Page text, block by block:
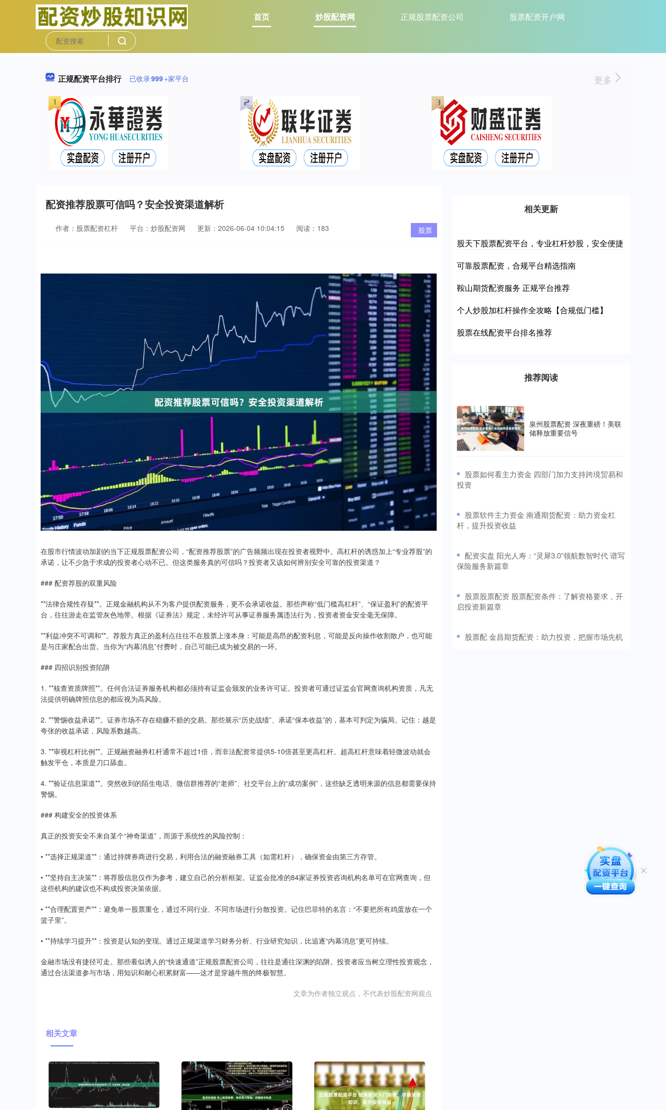
首页 炒股配资网 正规股票配资公司 股票配资开户网
正规配资平台排行 已收录999+家平台 更多
配资推荐股票可信吗？安全投资渠道解析
股票
作者：股票配资杠杆 平台：炒股配资网 更新：2026-06-04 10:04:15 阅读：183
在股市行情波动加剧的当下正规股票配资公司，“配资推荐股票”的广告频频出现在投资者视野中。高杠杆的诱惑加上“专业荐股”的
承诺，让不少急于求成的投资者心动不已。但这类服务真的可信吗？投资者又该如何辨别安全可靠的投资渠道？
### 配资荐股的双重风险
**法律合规性存疑**。正规金融机构从不为客户提供配资服务，更不会承诺收益。那些声称“低门槛高杠杆”、“保证盈利”的配资平
台，往往游走在监管灰色地带。根据《证券法》规定，未经许可从事证券服务属违法行为，投资者资金安全毫无保障。
**利益冲突不可调和**。荐股方真正的盈利点往往不在股票上涨本身：可能是高昂的配资利息，可能是反向操作收割散户，也可能
是与庄家配合出货。当你为“内幕消息”付费时，自己可能已成为被交易的一环。
### 四招识别投资陷阱
1. **核查资质牌照**。任何合法证券服务机构都必须持有证监会颁发的业务许可证。投资者可通过证监会官网查询机构资质，凡无
法提供明确牌照信息的都应视为高风险。
2. **警惕收益承诺**。证券市场不存在稳赚不赔的交易。那些展示“历史战绩”、承诺“保本收益”的，基本可判定为骗局。记住：越是
夸张的收益承诺，风险系数越高。
3. **审视杠杆比例**。正规融资融券杠杆通常不超过1倍，而非法配资常提供5-10倍甚至更高杠杆。超高杠杆意味着轻微波动就会
触发平仓，本质是刀口舔血。
4. **验证信息渠道**。突然收到的陌生电话、微信群推荐的“老师”、社交平台上的“成功案例”，这些缺乏透明来源的信息都需要保持
警惕。
### 构建安全的投资体系
真正的投资安全不来自某个“神奇渠道”，而源于系统性的风险控制：
• **选择正规渠道**：通过持牌券商进行交易，利用合法的融资融券工具（如需杠杆），确保资金由第三方存管。
• **坚持自主决策**：将荐股信息仅作为参考，建立自己的分析框架。证监会批准的84家证券投资咨询机构名单可在官网查询，但
这些机构的建议也不构成投资决策依据。
• **合理配置资产**：避免单一股票重仓，通过不同行业、不同市场进行分散投资。记住巴菲特的名言：“不要把所有鸡蛋放在一个
篮子里”。
• **持续学习提升**：投资是认知的变现。通过正规渠道学习财务分析、行业研究知识，比追逐“内幕消息”更可持续。
金融市场没有捷径可走。那些看似诱人的“快速通道”正规股票配资公司，往往是通往深渊的陷阱。投资者应当树立理性投资观念，
通过合法渠道参与市场，用知识和耐心积累财富——这才是穿越牛熊的终极智慧。
文章为作者独立观点，不代表炒股配资网观点
相关文章
相关更新
股天下股票配资平台，专业杠杆炒股，安全便捷
可靠股票配资，合规平台精选指南
鞍山期货配资服务 正规平台推荐
个人炒股加杠杆操作全攻略【合规低门槛】
股票在线配资平台排名推荐
推荐阅读
泉州股票配资 深夜重磅！美联
储释放重要信号
​股票如何看主力资金 四部门加力支持跨境贸易和
投资
​股票软件主力资金 南通期货配资：助力资金杠
杆，提升投资收益
​配资实盘 阳光人寿：“灵犀3.0”领航数智时代 谱写
保险服务新篇章
​股票股票配资 股票配资条件：了解资格要求，开
启投资新篇章
​股票配 金昌期货配资：助力投资，把握市场先机